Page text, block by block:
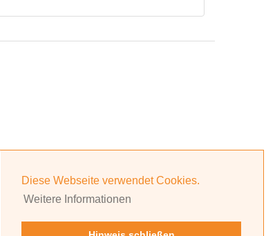
Diese Webseite verwendet Cookies.
Weitere Informationen